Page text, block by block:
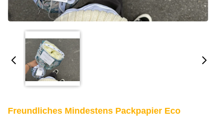
Freundliches Mindestens Packpapier Eco